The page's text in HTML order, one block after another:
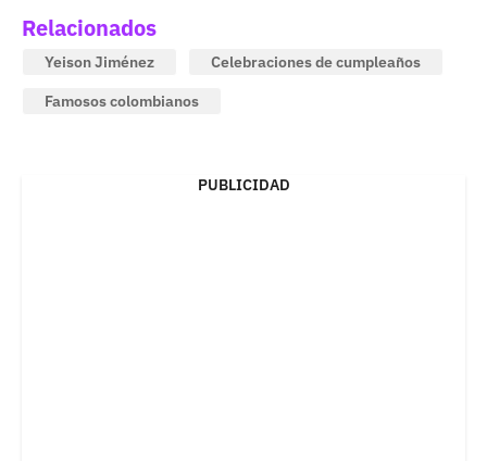
Relacionados
Yeison Jiménez
Celebraciones de cumpleaños
Famosos colombianos
PUBLICIDAD